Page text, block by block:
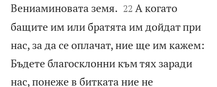
Вениаминовата земя. 

22 А когато
бащите им или братята им дойдат при
нас, за да се оплачат, ние ще им кажем:
Бъдете благосклонни към тях заради
нас, понеже в битката ние не